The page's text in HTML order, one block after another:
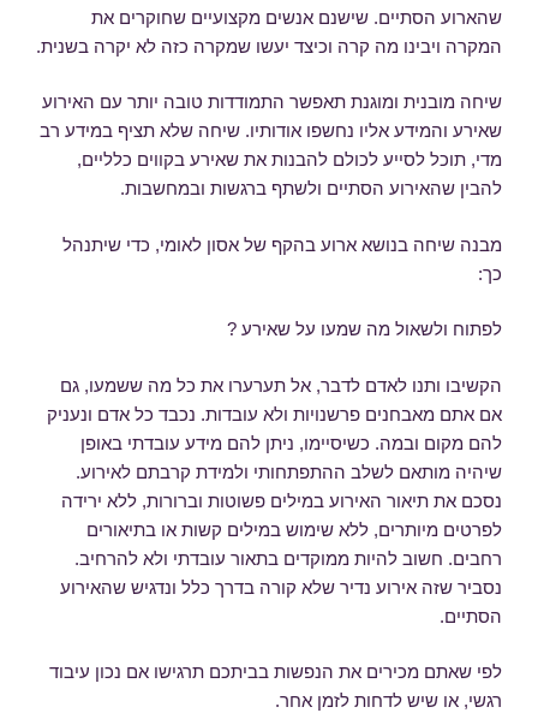
שהארוע הסתיים. שישנם אנשים מקצועיים שחוקרים את
המקרה ויבינו מה קרה וכיצד יעשו שמקרה כזה לא יקרה בשנית.
שיחה מובנית ומוגנת תאפשר התמודדות טובה יותר עם האירוע
שאירע והמידע אליו נחשפו אודותיו. שיחה שלא תציף במידע רב
מדי, תוכל לסייע לכולם להבנות את שאירע בקווים כלליים,
להבין שהאירוע הסתיים ולשתף ברגשות ובמחשבות.
מבנה שיחה בנושא ארוע בהקף של אסון לאומי, כדי שיתנהל
כך:
לפתוח ולשאול מה שמעו על שאירע ?
הקשיבו ותנו לאדם לדבר, אל תערערו את כל מה ששמעו, גם
אם אתם מאבחנים פרשנויות ולא עובדות. נכבד כל אדם ונעניק
להם מקום ובמה. כשיסיימו, ניתן להם מידע עובדתי באופן
שיהיה מותאם לשלב ההתפתחותי ולמידת קרבתם לאירוע.
נסכם את תיאור האירוע במילים פשוטות וברורות, ללא ירידה
לפרטים מיותרים, ללא שימוש במילים קשות או בתיאורים
רחבים. חשוב להיות ממוקדים בתאור עובדתי ולא להרחיב.
נסביר שזה אירוע נדיר שלא קורה בדרך כלל ונדגיש שהאירוע
הסתיים.
לפי שאתם מכירים את הנפשות בביתכם תרגישו אם נכון עיבוד
רגשי, או שיש לדחות לזמן אחר.